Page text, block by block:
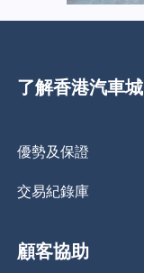
了解香港汽車城
優勢及保證
交易紀錄庫
顧客協助